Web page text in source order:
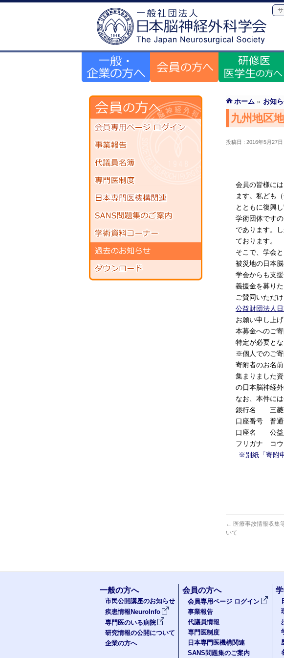
ホーム » お知
九州地区
投稿日 : 2016年5月27日
会員の皆様に
ます。私ども
とともに復興
学術団体です
であります。
ております。
そこで、学会
被災地の日本
学会からも支
義援金を募りた
ご賛同いただ
公益財団法人
お願い申し上げ
本募金へのご
特定が必要とな
※個人でのご寄
寄附者のお名
集まりました
の日本脳神経
なお、本件に
銀行名 三菱
口座番号 普
口座名 公益
フリガナ コウ
※別紙「寄附
← 医療事故情報収集
いて
一般の方へ
市民公開講座のお知らせ
疾患情報NeuroInfo
専門医のいる病院
研究情報の公開について
企業の方へ
会員の方へ
会員専用ページ ログイン
事業報告
代議員情報
専門医制度
日本専門医機構関連
SANS問題集のご案内